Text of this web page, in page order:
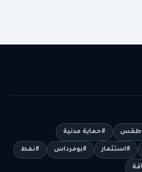
#حماية مدنية
#استثمار #بومرداس #نفط